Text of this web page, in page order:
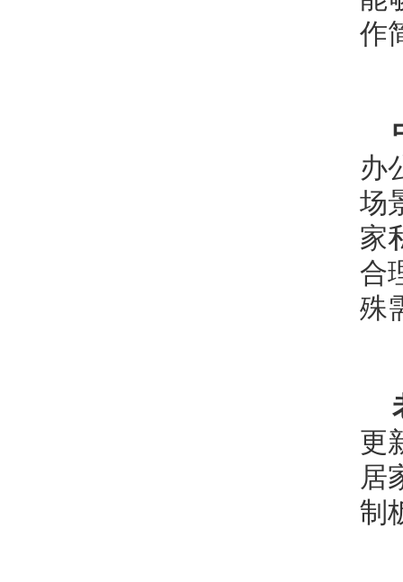
作
办
场
家
合
殊
更
居
制